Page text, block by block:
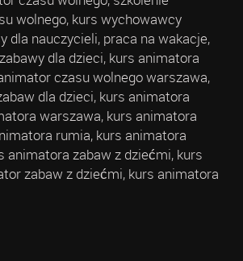
wolnego, kurs wychowawcy
dla nauczycieli, praca na wakacje,
dla dzieci, kurs animatora
czasu wolnego warszawa,
dla dzieci, kurs animatora
warszawa, kurs animatora
rumia, kurs animatora
animatora zabaw z dziećmi, kurs
zabaw z dziećmi, kurs animatora